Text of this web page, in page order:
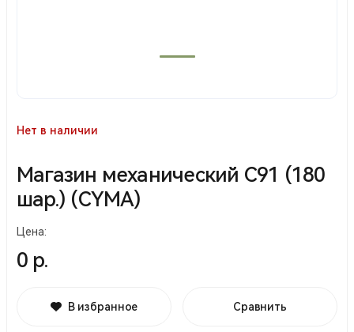
Нет в наличии
Магазин механический С91 (180
шар.) (CYMA)
Цена:
0 р.
В избранное Сравнить